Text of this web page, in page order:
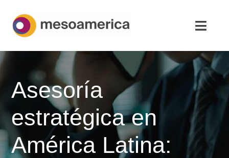
contenido
Asesoría Estratégica
Acerca de
Noticias
Asesoría
estratégica en
América Latina: